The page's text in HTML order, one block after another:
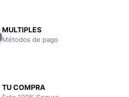
MULTIPLES
Métodos de pago
TU COMPRA